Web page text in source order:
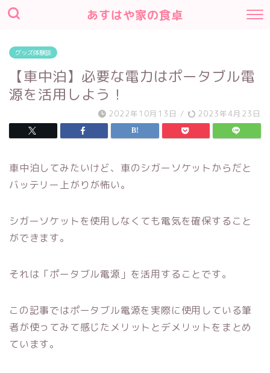
あすはや家の食卓
グッズ体験談
【車中泊】必要な電力はポータブル電
源を活用しよう！
2022年10月13日 / 2023年4月23日
車中泊してみたいけど、車のシガーソケットからだと
バッテリー上がりが怖い。
シガーソケットを使用しなくても電気を確保すること
ができます。
それは「ポータブル電源」を活用することです。
この記事ではポータブル電源を実際に使用している筆
者が使ってみて感じたメリットとデメリットをまとめ
ています。